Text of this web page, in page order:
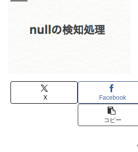
X Facebook
コピー